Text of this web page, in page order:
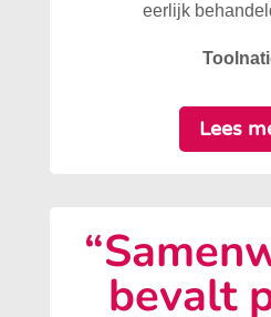
eerlijk
Lees
bevalt